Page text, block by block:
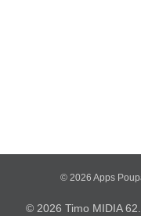
© 2026 Apps
© 2026 Timo MIDIA